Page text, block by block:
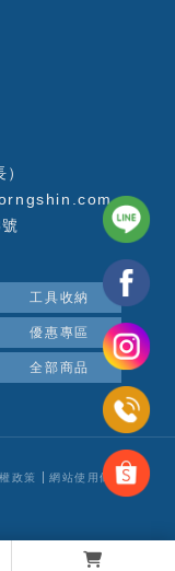
工具收納
優惠專區
全部商品
政策 網站使用條款
..